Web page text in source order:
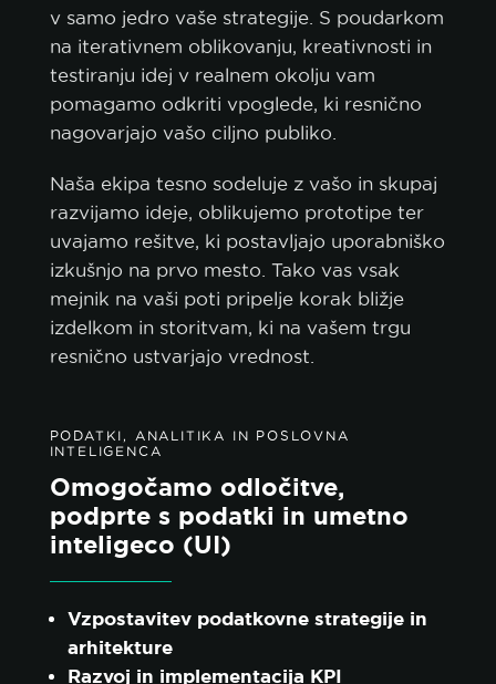
v samo jedro vaše strategije. S poudarkom
na iterativnem oblikovanju, kreativnosti in
testiranju idej v realnem okolju vam
pomagamo odkriti vpoglede, ki resnično
nagovarjajo vašo ciljno publiko.
Naša ekipa tesno sodeluje z vašo in skupaj
razvijamo ideje, oblikujemo prototipe ter
uvajamo rešitve, ki postavljajo uporabniško
izkušnjo na prvo mesto. Tako vas vsak
mejnik na vaši poti pripelje korak bližje
izdelkom in storitvam, ki na vašem trgu
resnično ustvarjajo vrednost.
PODATKI, ANALITIKA IN POSLOVNA
INTELIGENCA
Omogočamo odločitve,
podprte s podatki in umetno
inteligeco (UI)
Vzpostavitev podatkovne strategije in
arhitekture
Razvoj in implementacija KPI